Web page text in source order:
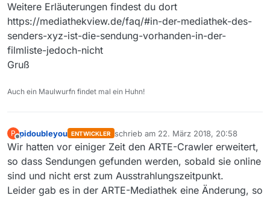
Weitere Erläuterungen findest du dort
https://mediathekview.de/faq/#in-der-mediathek-des-
senders-xyz-ist-die-sendung-vorhanden-in-der-
filmliste-jedoch-nicht
Gruß
Auch ein Maulwurfn findet mal ein Huhn!
P
Offline
pidoubleyou ENTWICKLER schrieb am 22. März 2018, 20:58
zuletzt editiert von
Wir hatten vor einiger Zeit den ARTE-Crawler erweitert,
so dass Sendungen gefunden werden, sobald sie online
sind und nicht erst zum Ausstrahlungszeitpunkt.
Leider gab es in der ARTE-Mediathek eine Änderung, so